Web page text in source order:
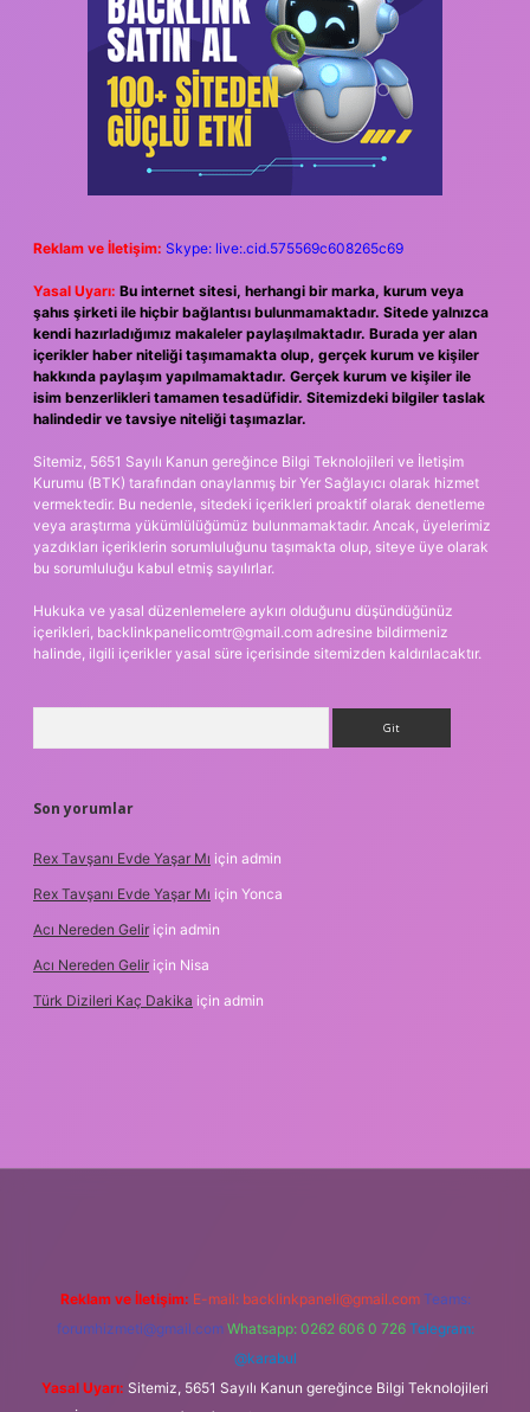
Reklam ve İletişim: Skype: live:.cid.575569c608265c69
Yasal Uyarı: Bu internet sitesi, herhangi bir marka, kurum veya
şahıs şirketi ile hiçbir bağlantısı bulunmamaktadır. Sitede yalnızca
kendi hazırladığımız makaleler paylaşılmaktadır. Burada yer alan
içerikler haber niteliği taşımamakta olup, gerçek kurum ve kişiler
hakkında paylaşım yapılmamaktadır. Gerçek kurum ve kişiler ile
isim benzerlikleri tamamen tesadüfidir. Sitemizdeki bilgiler taslak
halindedir ve tavsiye niteliği taşımazlar.
Sitemiz, 5651 Sayılı Kanun gereğince Bilgi Teknolojileri ve İletişim
Kurumu (BTK) tarafından onaylanmış bir Yer Sağlayıcı olarak hizmet
vermektedir. Bu nedenle, sitedeki içerikleri proaktif olarak denetleme
veya araştırma yükümlülüğümüz bulunmamaktadır. Ancak, üyelerimiz
yazdıkları içeriklerin sorumluluğunu taşımakta olup, siteye üye olarak
bu sorumluluğu kabul etmiş sayılırlar.
Hukuka ve yasal düzenlemelere aykırı olduğunu düşündüğünüz
içerikleri, backlinkpanelicomtr@gmail.com adresine bildirmeniz
halinde, ilgili içerikler yasal süre içerisinde sitemizden kaldırılacaktır.
Son yorumlar
Rex Tavşanı Evde Yaşar Mı için admin
Rex Tavşanı Evde Yaşar Mı için Yonca
Acı Nereden Gelir için admin
Acı Nereden Gelir için Nisa
Türk Dizileri Kaç Dakika için admin
Reklam ve İletişim: E-mail: backlinkpaneli@gmail.com Teams:
forumhizmeti@gmail.com Whatsapp: 0262 606 0 726 Telegram:
@karabul
Yasal Uyarı: Sitemiz, 5651 Sayılı Kanun gereğince Bilgi Teknolojileri